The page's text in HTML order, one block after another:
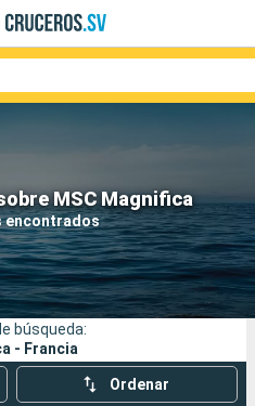
MSC Magnifica
encontrados
Compañías
Buscar
búsqueda:
- Francia
Ordenar